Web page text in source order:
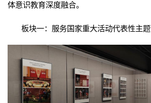
体意识教育深度融合。
板块一：服务国家重大活动代表性主